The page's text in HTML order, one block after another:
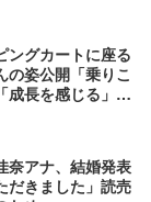
ングカートに座る
の姿公開「乗りこ
成長を感じる」の
奈アナ、結婚発表
だきました」読売